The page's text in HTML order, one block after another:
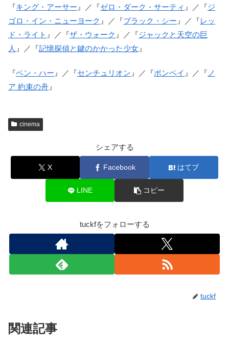
『キング・アーサー 』／『ゼロ・ダーク・サーティ 』／『ジ
ゴロ・イン・ニューヨーク 』／『ブラック・シー 』／『レッ
ド・ライト 』／『ザ・ウォーク 』／『ジャックと天空の巨
人 』／『記憶探偵と鍵のかかった少女 』
『ベン・ハー 』／『センチュリオン 』／『ポンペイ 』／『 ノ
ア 約束の舟 』
cinema
シェアする
X Facebook はてブ
LINE コピー
tuckfをフォローする
tuckf
関連記事